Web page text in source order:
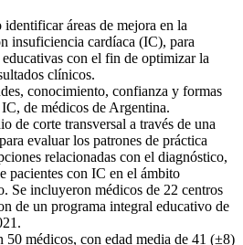
identificar áreas de mejora en la
insuficiencia cardíaca (IC), para
con el fin de optimizar la
clínicos.
conocimiento, confianza y formas
de médicos de Argentina.
de corte transversal a través de una
evaluar los patrones de práctica
relacionadas con el diagnóstico,
pacientes con IC en el ámbito
Se incluyeron médicos de 22 centros
de un programa integral educativo de
50 médicos, con edad media de 41 (±8)